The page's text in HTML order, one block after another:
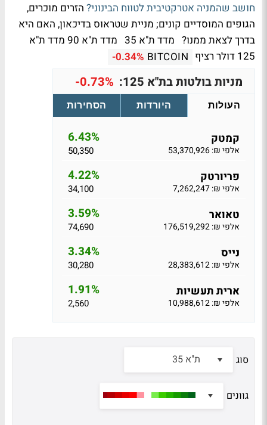
חושב שהמניה אטרקטיבית לטווח הבינוני? הזרים מוכרים,
הגופים המוסדיים קונים; מניית שטראוס בדיכאון, האם היא
בדרך לצאת ממנו? מדד ת"א 35
מדד ת"א 90
מדד ת"א
125 דולר רציף BITCOIN
-0.34%
מניות בולטות בת"א 125: -0.73%
העולות היורדות הסחירות
קמטק 6.43%
אלפי ₪: 53,370,926 50,350
פריורטק 4.22%
אלפי ₪: 7,262,247 34,100
טאואר 3.59%
אלפי ₪: 176,519,292 74,690
נייס 3.34%
אלפי ₪: 28,383,612 30,280
ארית תעשיות 1.91%
אלפי ₪: 10,988,612 2,560
סוג ת"א 35
גוונים